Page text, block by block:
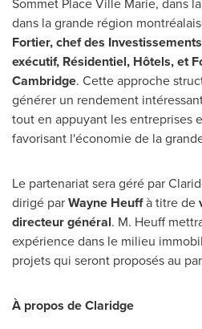
dans la grande région
Fortier, chef des
exécutif, Résidentiel, Hôtels, et
Cambridge. Cette approche
générer un rendement
tout en appuyant les entreprises
favorisant l'économie de la
Le partenariat sera géré par
dirigé parWayne Heuffà titre de
directeur général. M. Heuff
expérience dans le milieu
projets qui seront proposés au
À propos de Claridge